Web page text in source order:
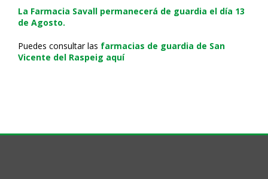
La Farmacia Savall permanecerá de guardia el día 13
de Agosto.
Puedes consultar las farmacias de guardia de San
Vicente del Raspeig aquí